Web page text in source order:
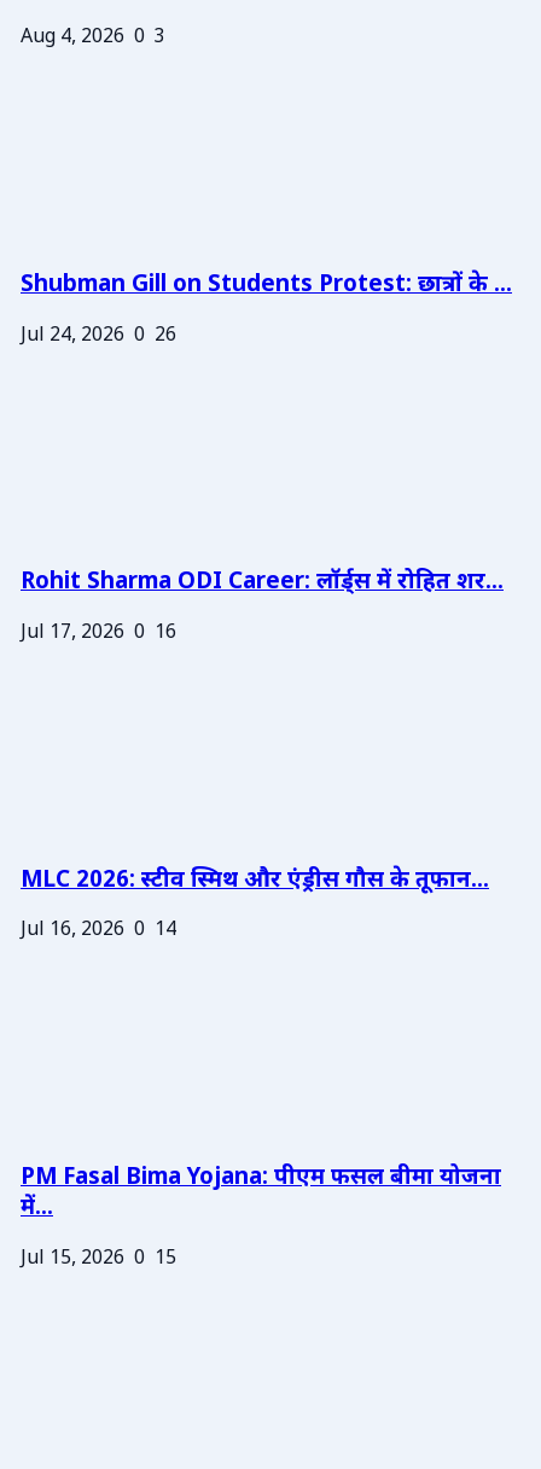
Aug 4, 2026 0 3
Shubman Gill on Students Protest: छात्रों के ...
Jul 24, 2026 0 26
Rohit Sharma ODI Career: लॉर्ड्स में रोहित शर...
Jul 17, 2026 0 16
MLC 2026: स्टीव स्मिथ और एंड्रीस गौस के तूफान...
Jul 16, 2026 0 14
PM Fasal Bima Yojana: पीएम फसल बीमा योजना
में...
Jul 15, 2026 0 15